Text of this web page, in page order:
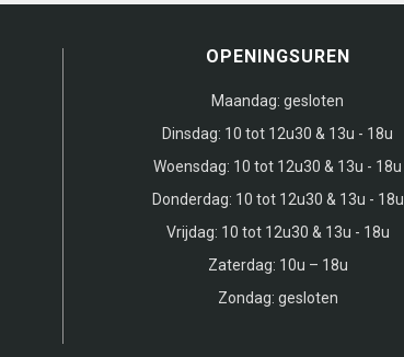
OPENINGSUREN
Maandag: gesloten
Dinsdag: 10 tot 12u30 & 13u - 18u
Woensdag: 10 tot 12u30 & 13u - 18u
Donderdag: 10 tot 12u30 & 13u - 18u
Vrijdag: 10 tot 12u30 & 13u - 18u
Zaterdag: 10u – 18u
Zondag: gesloten